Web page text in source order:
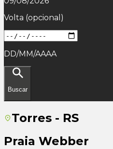
Volta (opcional)
DD/MM/AAAA
Buscar
Torres - RS
Praia Webber